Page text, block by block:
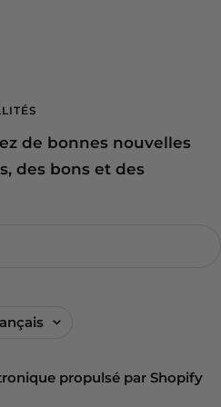
de bonnes nouvelles
des bons et des
propulsé par Shopify